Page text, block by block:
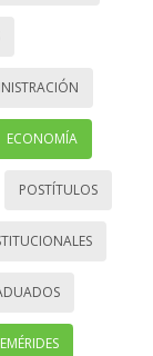
ECONOMÍA
POSTÍTULOS